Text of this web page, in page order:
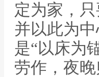
定为家，
并以此为
是“以床为
劳作，夜